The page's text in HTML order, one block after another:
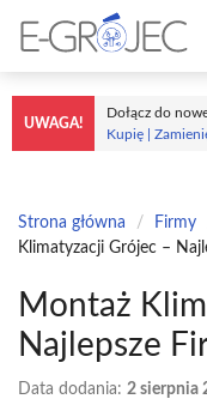
treści
UWAGA!
Dołącz do
Kupię |
Strona główna / Firmy
Klimatyzacji Grójec –
Montaż
Najlepsze
Data dodania: 2 sierpnia